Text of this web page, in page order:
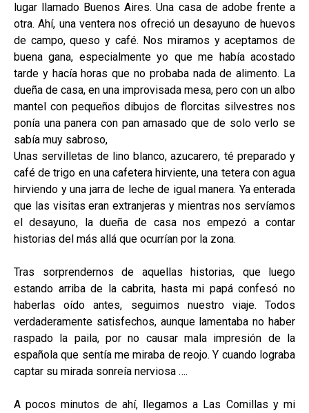
lugar llamado Buenos Aires. Una casa de adobe frente a
otra. Ahí, una ventera nos ofreció un desayuno de huevos
de campo, queso y café. Nos miramos y aceptamos de
buena gana, especialmente yo que me había acostado
tarde y hacía horas que no probaba nada de alimento. La
dueña de casa, en una improvisada mesa, pero con un albo
mantel con pequeños dibujos de florcitas silvestres nos
ponía una panera con pan amasado que de solo verlo se
sabía muy sabroso,
Unas servilletas de lino blanco, azucarero, té preparado y
café de trigo en una cafetera hirviente, una tetera con agua
hirviendo y una jarra de leche de igual manera. Ya enterada
que las visitas eran extranjeras y mientras nos servíamos
el desayuno, la dueña de casa nos empezó a contar
historias del más allá que ocurrían por la zona.
Tras sorprendernos de aquellas historias, que luego
estando arriba de la cabrita, hasta mi papá confesó no
haberlas oído antes, seguimos nuestro viaje. Todos
verdaderamente satisfechos, aunque lamentaba no haber
raspado la paila, por no causar mala impresión de la
española que sentía me miraba de reojo. Y cuando lograba
captar su mirada sonreía nerviosa ….
A pocos minutos de ahí, llegamos a Las Comillas y mi